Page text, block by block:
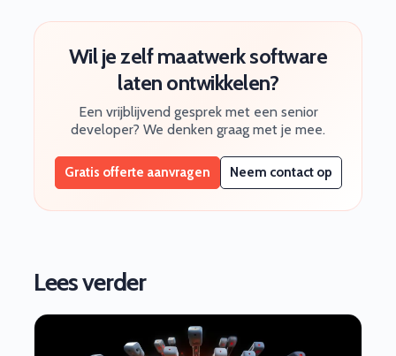
Wil je zelf maatwerk software
laten ontwikkelen?
Een vrijblijvend gesprek met een senior
developer? We denken graag met je mee.
Gratis offerte aanvragen Neem contact op
Lees verder